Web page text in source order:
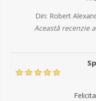
Din: Robert
Această recenzie